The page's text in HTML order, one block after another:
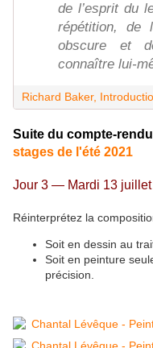
de l’esprit du
répétition, de
obscure et
connaître lui-
Suite du compte-
stages de l'été 2021
Jour 3 — Mardi 13 juillet
Réinterprétez la
Soit en dessin au
Soit en peinture
précision.